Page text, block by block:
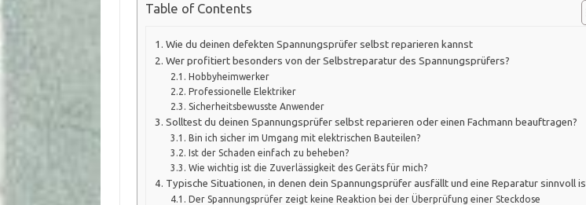
Table of Contents
Wie du deinen defekten Spannungsprüfer selbst reparieren kannst
Wer profitiert besonders von der Selbstreparatur des Spannungsprüfers?
Hobbyheimwerker
Professionelle Elektriker
Sicherheitsbewusste Anwender
Solltest du deinen Spannungsprüfer selbst reparieren oder einen Fachmann beauftragen?
Bin ich sicher im Umgang mit elektrischen Bauteilen?
Ist der Schaden einfach zu beheben?
Wie wichtig ist die Zuverlässigkeit des Geräts für mich?
Typische Situationen, in denen dein Spannungsprüfer ausfällt und eine Reparatur sinnvoll
Der Spannungsprüfer zeigt keine Reaktion bei der Überprüfung einer Steckdose